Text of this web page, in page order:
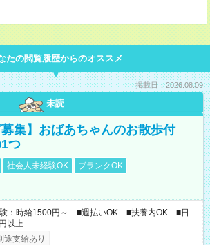
たの閲覧履歴からのオススメ
掲載日：2026.08.09
未読
募集】おばあちゃんのお散歩付
つ
社会人未経験OK
ブランクOK
験：時給1500円～ ■週払いOK ■扶養内OK ■日
以上
途支給あり